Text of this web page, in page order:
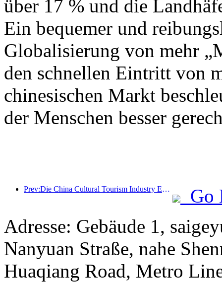
über 17 % und die
Ein bequemer und
Globalisierung von mehr
den schnellen Eintritt von
chinesischen Markt
der Menschen besser
Prev:Die China Cultural Tourism Industry Expo 2025 findet vom 12. bis 14. September in Wuhan statt.
Go
Adresse: Gebäude 1,
Nanyuan Straße, nahe
Huaqiang Road, Metro